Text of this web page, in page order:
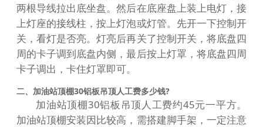
两根导线拉出底坐盘。然后在底座盘上装上电灯，接
上灯座的接线柱，按上灯泡或灯管。先开一下控制开
关，看灯是否亮。灯亮后再关了控制开关，将底盘四
周的卡子调到底盘内侧，最后按上灯罩，将底盘四周
卡子调出，卡住灯罩即可。
二、加油站顶棚30铝板吊顶人工费多少钱?
加油站顶棚30铝板吊顶人工费约45元一平方。
加油站顶棚安装因比较高，需搭建脚手架，一定注意